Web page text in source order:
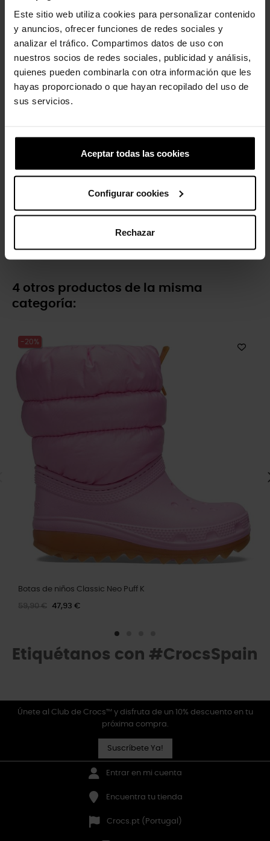
Este sitio web utiliza cookies para personalizar contenido
y anuncios, ofrecer funciones de redes sociales y
analizar el tráfico. Compartimos datos de uso con
nuestros socios de redes sociales, publicidad y análisis,
quienes pueden combinarla con otra información que les
hayas proporcionado o que hayan recopilado del uso de
sus servicios.
Aceptar todas las cookies
Configurar cookies
Rechazar
Sandalias cangrejeras de... Hada sabueso basset
49,90 €
4 otros productos de la misma
categoría:
-20%
Botas de niños Classic Neo Puff K
59,90 € 47,93 €
Etiquétanos con #CrocsSpain
Únete al Club de Crocs™ y disfruta de un 10% descuento en tu
próxima compra.
Suscríbete Ya!
Entrar en mi cuenta
Encuentra tu tienda
Crocs.pt (Portugal)